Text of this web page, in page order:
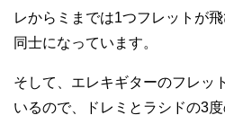
レからミまでは1つフレットが
同士になっています。
そして、エレキギターのフレッ
いるので、ドレミとラシドの3